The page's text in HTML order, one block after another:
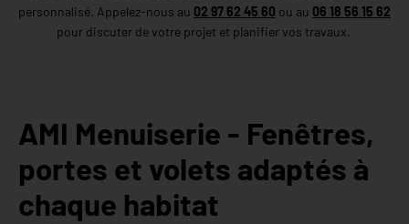
personnalisé. Appelez-nous au 02 97 62 45 60 ou au 06 18 56 15 62
pour discuter de votre projet et planifier vos travaux.
AMI Menuiserie - Fenêtres,
portes et volets adaptés à
chaque habitat